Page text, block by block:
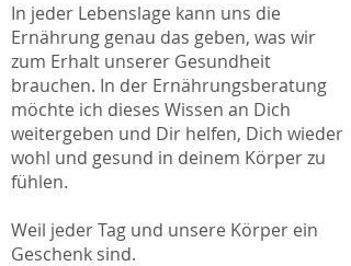
In jeder Lebenslage kann uns die
Ernährung genau das geben, was wir
zum Erhalt unserer Gesundheit
brauchen. In der Ernährungsberatung
möchte ich dieses Wissen an Dich
weitergeben und Dir helfen, Dich wieder
wohl und gesund in deinem Körper zu
fühlen.
Weil jeder Tag und unsere Körper ein
Geschenk sind.